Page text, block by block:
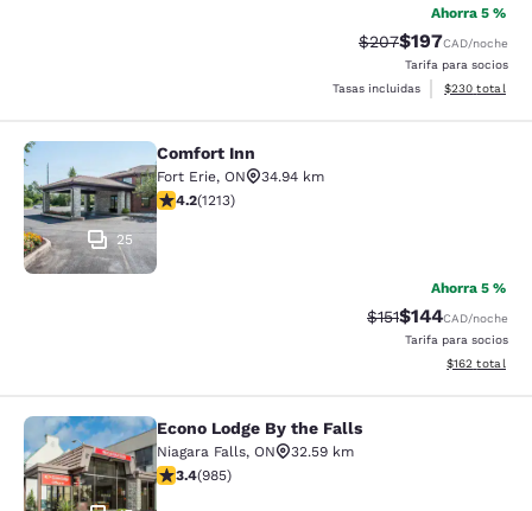
Ahorra 5 %
Tarifa tachada:
$207Tarifa reducida:
$197CAD/noche
Tarifa para socios
Tasas incluidas
Ver detalles
$230 total
Comfort Inn
25
Comfort Inn
Fort Erie, ON
34.94 km
Calificación de 4.16 estrellas. Muy bueno. 1213 reseñas
4.2(1213)
Ahorra 5 %
Tarifa tachada:
$151Tarifa reducida:
$144CAD/noche
Tarifa para socios
Ver detalles
$162 total
Econo Lodge By the Falls
Econo Lodge By the Falls
Niagara Falls, ON
32.59 km
Calificación de 3.37 estrellas. Bueno. 985 reseñas
3.4(985)